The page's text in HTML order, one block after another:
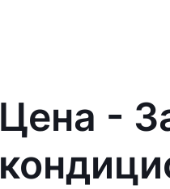
Цена -